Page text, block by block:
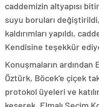
caddemizin altyapısı
suyu boruları
kaldırımları yapıldı,
Kendisine teşekkür
Konuşmaların ardından
Öztürk, Böcek’e çiçek
protokol üyeleri ve